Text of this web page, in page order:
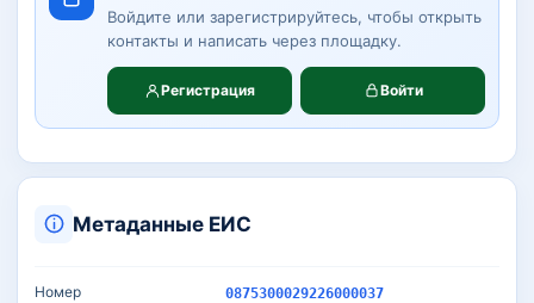
Войдите или зарегистрируйтесь, чтобы открыть
контакты и написать через площадку.
Регистрация Войти
Метаданные ЕИС
Номер 0875300029226000037